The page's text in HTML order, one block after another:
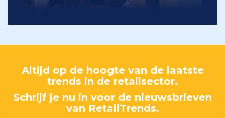
Altijd op de hoogte van de laatste
trends in de retailsector.
Schrijf je nu in voor de nieuwsbrieven
van RetailTrends.